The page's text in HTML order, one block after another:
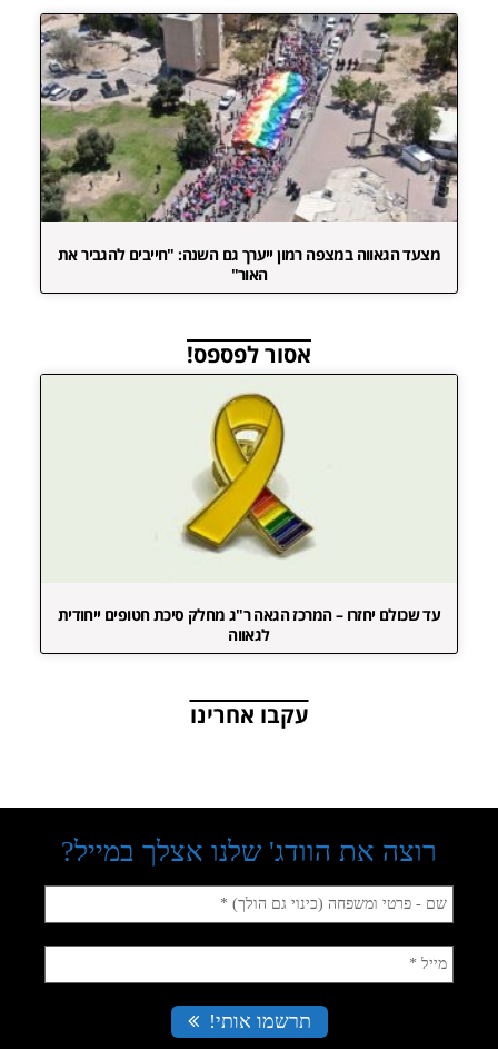
מצעד הגאווה במצפה רמון ייערך גם השנה: "חייבים להגביר את
האור"
אסור לפספס!
עד שכולם יחזרו – המרכז הגאה ר"ג מחלק סיכת חטופים ייחודית
לגאווה
עקבו אחרינו